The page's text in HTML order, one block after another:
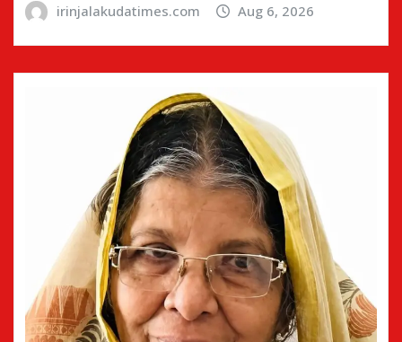
irinjalakudatimes.com Aug 6, 2026